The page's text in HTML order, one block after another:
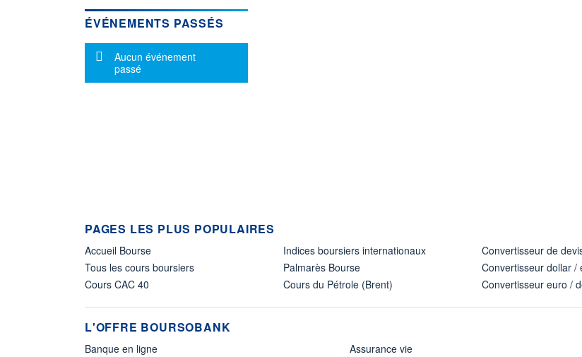
ÉVÉNEMENTS PASSÉS
Message d'information
Aucun événement
passé
PAGES LES PLUS POPULAIRES
Accueil Bourse
Tous les cours boursiers
Cours CAC 40
Indices boursiers internationaux
Palmarès Bourse
Cours du Pétrole (Brent)
Convertisseur de
Convertisseur dollar /
Convertisseur euro /
L'OFFRE BOURSOBANK
Banque en ligne
Assurance vie